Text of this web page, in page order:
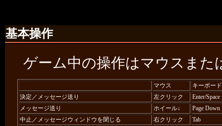
基本操作
ゲーム中の操作はマウスまた
マウス
キーボード
決定／メッセージ送り
左クリック
Enter/Space
メッセージ送り
ホイール↓
Page Down
中止／メッセージウィンドウを閉じる
右クリック Tab